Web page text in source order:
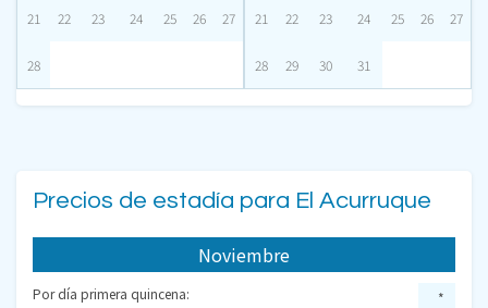
21 22 23 24 25 26 27
28
21 22 23 24 25 26 27
28 29 30 31
Precios de estadía para El Acurruque
Noviembre
Por día primera quincena:
*